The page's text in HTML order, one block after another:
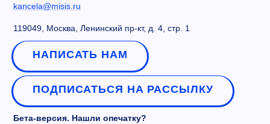
kancela@misis.ru
119049, Москва, Ленинский пр-кт, д. 4, стр. 1
НАПИСАТЬ НАМ
ПОДПИСАТЬСЯ НА РАССЫЛКУ
Бета-версия. Нашли опечатку?